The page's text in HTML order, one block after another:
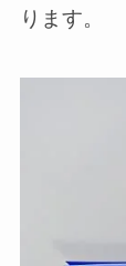
ります。